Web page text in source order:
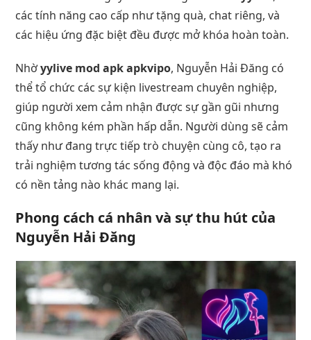
các tính năng cao cấp như tặng quà, chat riêng, và
các hiệu ứng đặc biệt đều được mở khóa hoàn toàn.
Nhờyylive mod apk apkvipo, Nguyễn Hải Đăng có
thể tổ chức các sự kiện livestream chuyên nghiệp,
giúp người xem cảm nhận được sự gần gũi nhưng
cũng không kém phần hấp dẫn. Người dùng sẽ cảm
thấy như đang trực tiếp trò chuyện cùng cô, tạo ra
trải nghiệm tương tác sống động và độc đáo mà khó
có nền tảng nào khác mang lại.
Phong cách cá nhân và sự thu hút của
Nguyễn Hải Đăng